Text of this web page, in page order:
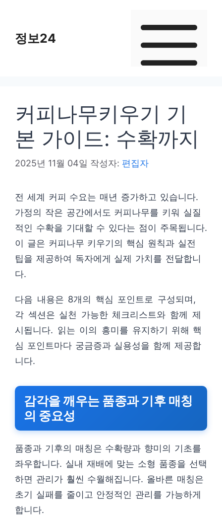
정보24
커피나무키우기 기
본 가이드: 수확까지
2025년 11월 04일 작성자: 편집자
전 세계 커피 수요는 매년 증가하고 있습니다.
가정의 작은 공간에서도 커피나무를 키워 실질
적인 수확을 기대할 수 있다는 점이 주목됩니다.
이 글은 커피나무 키우기의 핵심 원칙과 실전
팁을 제공하여 독자에게 실제 가치를 전달합니
다.
다음 내용은 8개의 핵심 포인트로 구성되며,
각 섹션은 실천 가능한 체크리스트와 함께 제
시됩니다. 읽는 이의 흥미를 유지하기 위해 핵
심 포인트마다 궁금증과 실용성을 함께 제공합
니다.
감각을 깨우는 품종과 기후 매칭
의 중요성
품종과 기후의 매칭은 수확량과 향미의 기초를
좌우합니다. 실내 재배에 맞는 소형 품종을 선택
하면 관리가 훨씬 수월해집니다. 올바른 매칭은
초기 실패를 줄이고 안정적인 관리를 가능하게
합니다.